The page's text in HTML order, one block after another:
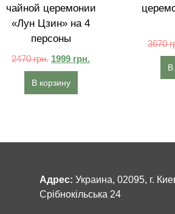
чайной церемонии
«Лун Цзин» на 4
персоны
2470грн. 1999 грн.
В корзину
3670
В
Адрес: Украина, 02095, г.
Срібнокільська 24